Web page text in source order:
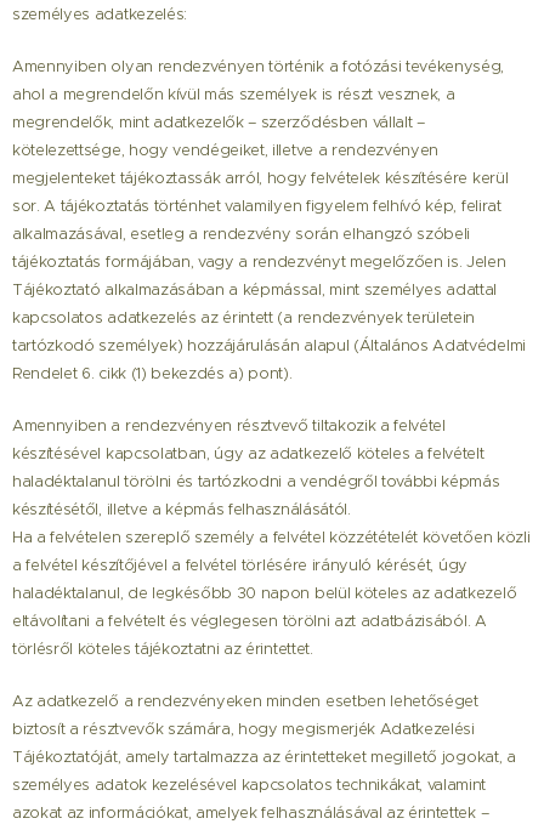
személyes adatkezelés:
Amennyiben olyan rendezvényen történik a fotózási tevékenység,
ahol a megrendelőn kívül más személyek is részt vesznek, a
megrendelők, mint adatkezelők – szerződésben vállalt –
kötelezettsége, hogy vendégeiket, illetve a rendezvényen
megjelenteket tájékoztassák arról, hogy felvételek készítésére kerül
sor. A tájékoztatás történhet valamilyen figyelem felhívó kép, felirat
alkalmazásával, esetleg a rendezvény során elhangzó szóbeli
tájékoztatás formájában, vagy a rendezvényt megelőzően is. Jelen
Tájékoztató alkalmazásában a képmással, mint személyes adattal
kapcsolatos adatkezelés az érintett (a rendezvények területein
tartózkodó személyek) hozzájárulásán alapul (Általános Adatvédelmi
Rendelet 6. cikk (1) bekezdés a) pont).
Amennyiben a rendezvényen résztvevő tiltakozik a felvétel
készítésével kapcsolatban, úgy az adatkezelő köteles a felvételt
haladéktalanul törölni és tartózkodni a vendégről további képmás
készítésétől, illetve a képmás felhasználásától.
Ha a felvételen szereplő személy a felvétel közzétételét követően közli
a felvétel készítőjével a felvétel törlésére irányuló kérését, úgy
haladéktalanul, de legkésőbb 30 napon belül köteles az adatkezelő
eltávolítani a felvételt és véglegesen törölni azt adatbázisából. A
törlésről köteles tájékoztatni az érintettet.
Az adatkezelő a rendezvényeken minden esetben lehetőséget
biztosít a résztvevők számára, hogy megismerjék Adatkezelési
Tájékoztatóját, amely tartalmazza az érintetteket megillető jogokat, a
személyes adatok kezelésével kapcsolatos technikákat, valamint
azokat az információkat, amelyek felhasználásával az érintettek –